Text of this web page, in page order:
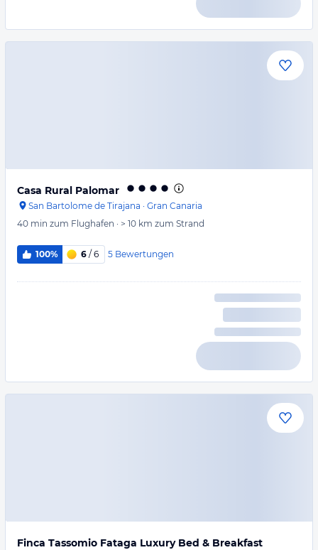
Casa Rural Palomar
San Bartolome de Tirajana · Gran Canaria
40 min zum Flughafen · > 10 km zum Strand
100% 6 / 6 5 Bewertungen
Finca Tassomio Fataga Luxury Bed & Breakfast